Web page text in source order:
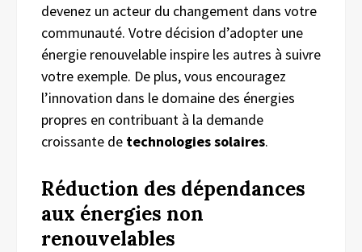
devenez un acteur du changement dans votre
communauté. Votre décision d’adopter une
énergie renouvelable inspire les autres à suivre
votre exemple. De plus, vous encouragez
l’innovation dans le domaine des énergies
propres en contribuant à la demande
croissante de technologies solaires.
Réduction des dépendances
aux énergies non
renouvelables